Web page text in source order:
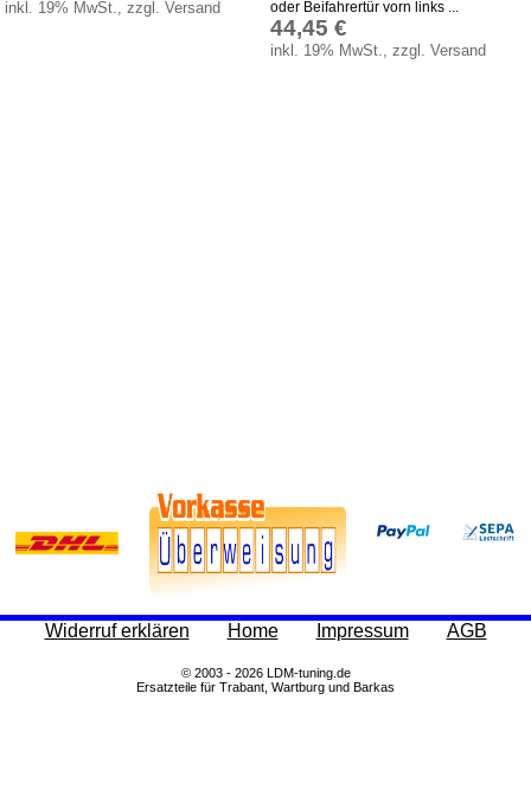
inkl. 19% MwSt., zzgl. Versand
oder Beifahrertür vorn links ...
44,45 €
inkl. 19% MwSt., zzgl. Versand
Widerruf erklären Home Impressum AGB
© 2003 - 2026 LDM-tuning.de
Ersatzteile für Trabant, Wartburg und Barkas